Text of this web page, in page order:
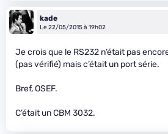
kade
Le 22/05/2015 à 19h02
Je crois que le RS232 n’était pas
(pas vérifié) mais c’était un port série.
Bref, OSEF.
C’était un CBM 3032.